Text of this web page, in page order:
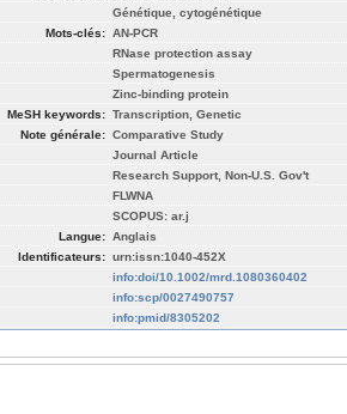
Génétique, cytogénétique
Mots-clés: AN‐PCR
RNase protection assay
Spermatogenesis
Zinc‐binding protein
MeSH keywords: Transcription, Genetic
Note générale: Comparative Study
Journal Article
Research Support, Non-U.S. Gov't
FLWNA
SCOPUS: ar.j
Langue: Anglais
Identificateurs: urn:issn:1040-452X
info:doi/10.1002/mrd.1080360402
info:scp/0027490757
info:pmid/8305202